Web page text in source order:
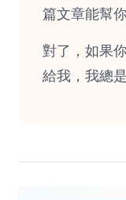
篇文章能幫
對了，如果
給我，我總